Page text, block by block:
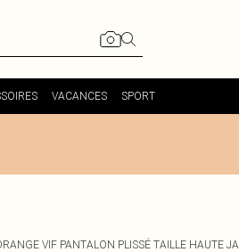
VACANCES SPORT
VIF PANTALON PLISSÉ TAILLE HAUTE